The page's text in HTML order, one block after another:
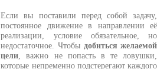
Если вы поставили перед собой задачу,
постоянное движение в направлении её
реализации, условие обязательное, но
недостаточное. Чтобы добиться желаемой
цели , важно не попасть в те ловушки,
которые непременно подстерегают каждого